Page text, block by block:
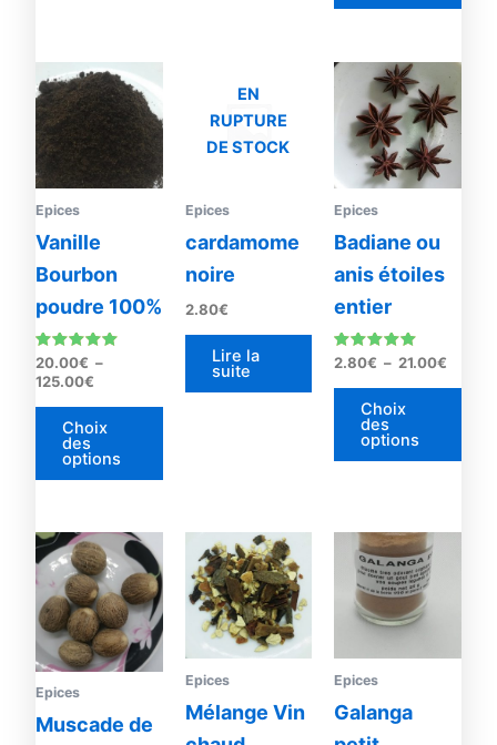
Epices
Vanille
Bourbon
poudre 100%
Note
4.83
sur 5
20.00€ –
125.00€
Plage
de
prix :
20.00€
à
125.00€
Choix
des
options
a
plusieurs
variations.
Les
options
être
choisies
sur
page
EN
RUPTURE
DE STOCK
Epices
cardamome
noire
2.80€
Lire la
suite
Epices
Badiane ou
anis étoiles
entier
Note
5.00
sur 5
2.80€ – 21.00€
Plage
prix :
2.80€
21.00€
Choix
des
options
Epices
Muscade de
de
prix :
1.20€
à
34.60€
produit
a
plusieurs
variations.
Les
options
Epices
Mélange Vin
Epices
Galanga